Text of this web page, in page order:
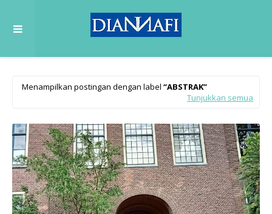
Menampilkan postingan dengan label ABSTRAK
Tunjukkan semua